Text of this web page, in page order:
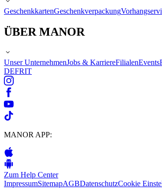
GeschenkkartenGeschenkverpackung
ÜBER MANOR
Unser UnternehmenJobs & KarriereFilialenEvents
DEFRIT
MANOR APP:
Zum Help Center
ImpressumSitemapAGBDatenschutzCookie